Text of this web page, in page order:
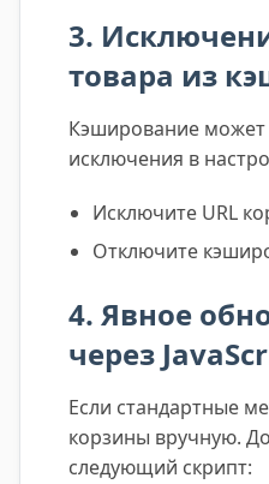
3.
товара из
Кэширование может
исключения в
Исключите URL
Отключите
4. Явное
через
Если стандартные
корзины вручную.
следующий скрипт: